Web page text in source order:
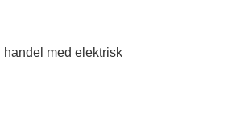
handel med elektrisk